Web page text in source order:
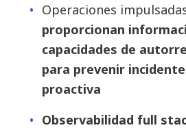
Operaciones
proporcionan
capacidades de
para prevenir
proactiva
Observabilidad full